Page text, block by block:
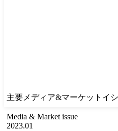
主要メディア&マーケットイ
Media & Market issue
2023.01